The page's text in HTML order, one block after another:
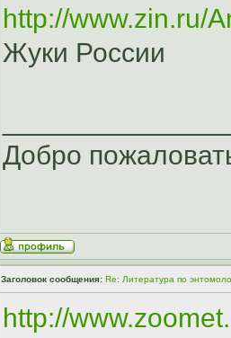
http://www.zin.ru/
Жуки России
Добро
Заголовок сообщения: Re: Литература по
http://